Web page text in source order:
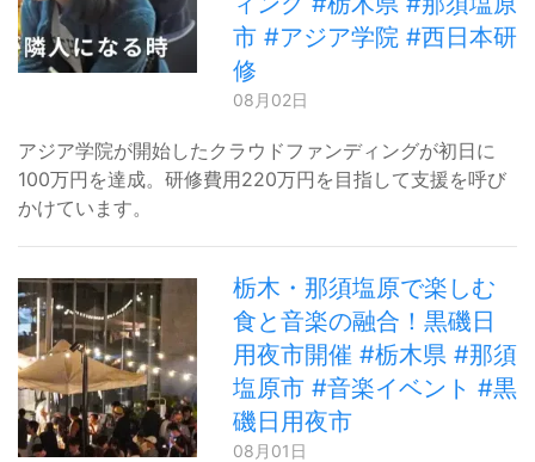
市 #アジア学院 #西日本研
修
08月02日
アジア学院が開始したクラウドファンディングが初日に
100万円を達成。研修費用220万円を目指して支援を呼び
かけています。
栃木・那須塩原で楽しむ
食と音楽の融合！黒磯日
用夜市開催 #栃木県 #那須
塩原市 #音楽イベント #黒
磯日用夜市
08月01日